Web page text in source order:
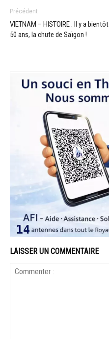
Précédent
VIETNAM – HISTOIRE : Il y a bientôt
50 ans, la chute de Saïgon !
LAISSER UN COMMENTAIRE